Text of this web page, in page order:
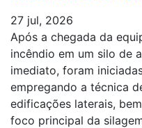
27 jul, 2026
Após a chegada da
incêndio em um silo de
imediato, foram
empregando a técnica
edificações laterais,
foco principal da